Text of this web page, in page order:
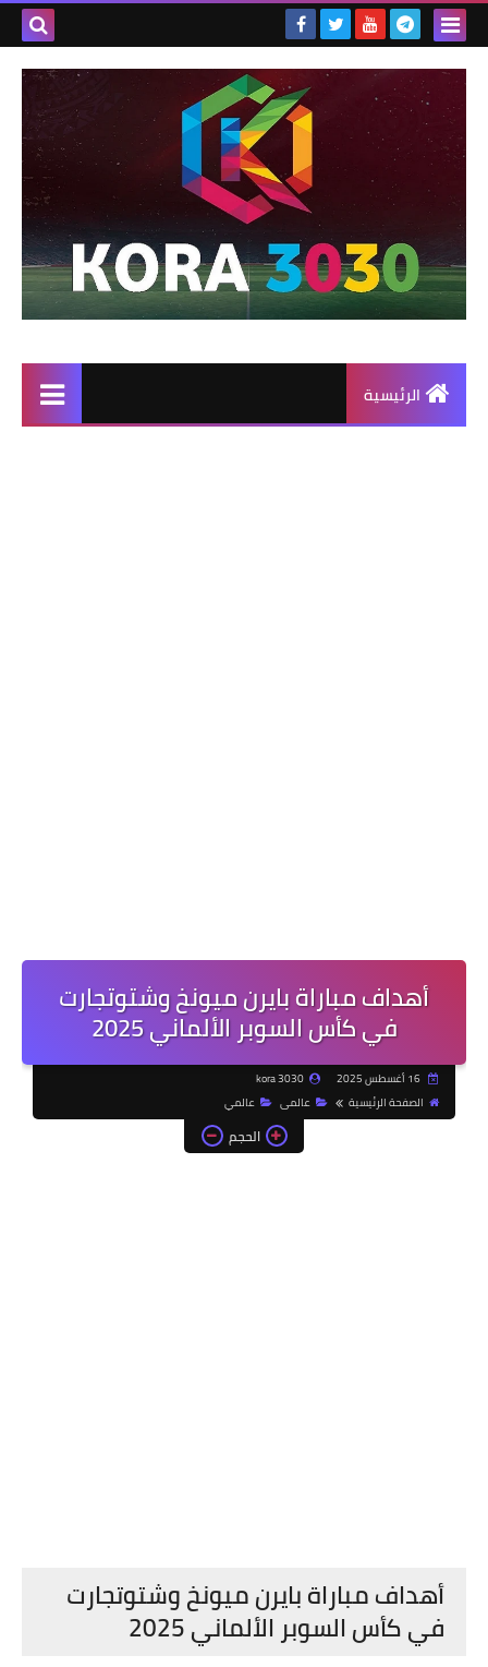
الرئيسية
أهداف مباراة بايرن ميونخ وشتوتجارت
في كأس السوبر الألماني 2025
kora 3030
الصفحة الرئيسية
عالمى عالمي
الحجم
أهداف مباراة بايرن ميونخ وشتوتجارت
في كأس السوبر الألماني 2025